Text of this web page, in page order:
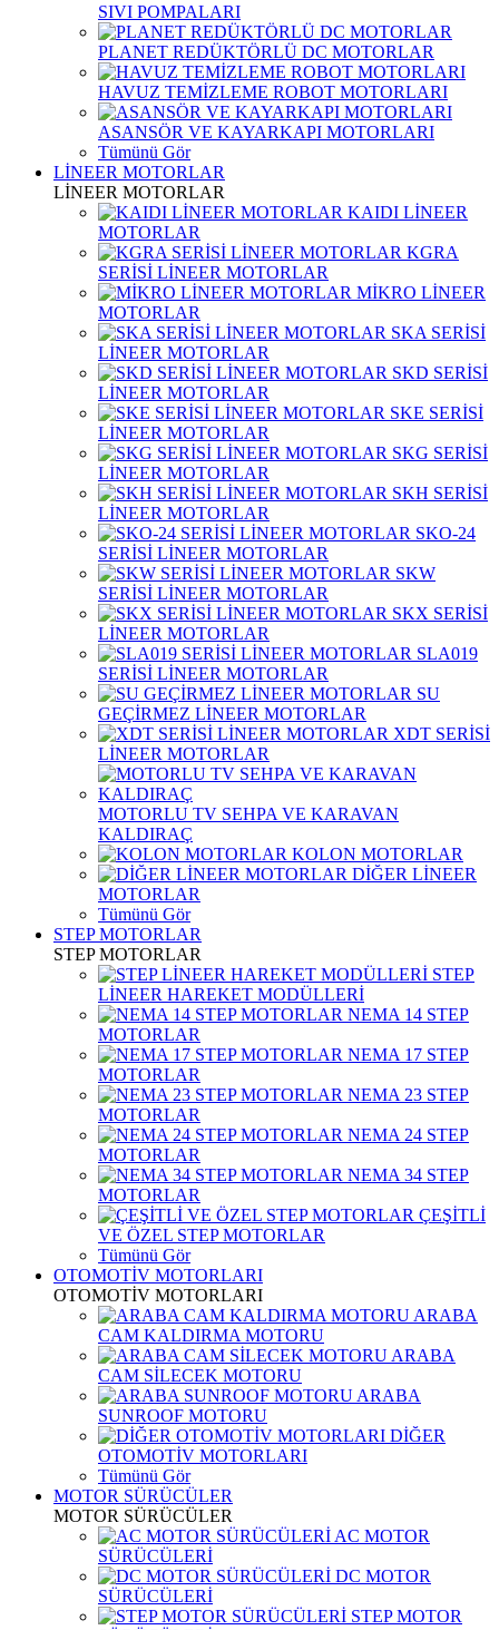
SIVI POMPALARI
PLANET REDÜKTÖRLÜ DC MOTORLAR
HAVUZ TEMİZLEME ROBOT MOTORLARI
ASANSÖR VE KAYARKAPI MOTORLARI
Tümünü Gör
LİNEER MOTORLAR
LİNEER MOTORLAR
KAIDI LİNEER
MOTORLAR
KGRA
SERİSİ LİNEER MOTORLAR
MİKRO LİNEER
MOTORLAR
SKA SERİSİ
LİNEER MOTORLAR
SKD SERİSİ
LİNEER MOTORLAR
SKE SERİSİ
LİNEER MOTORLAR
SKG SERİSİ
LİNEER MOTORLAR
SKH SERİSİ
LİNEER MOTORLAR
SKO-24
SERİSİ LİNEER MOTORLAR
SKW
SERİSİ LİNEER MOTORLAR
SKX SERİSİ
LİNEER MOTORLAR
SLA019
SERİSİ LİNEER MOTORLAR
SU
GEÇİRMEZ LİNEER MOTORLAR
XDT SERİSİ
LİNEER MOTORLAR
MOTORLU TV SEHPA VE KARAVAN
KALDIRAÇ
KOLON MOTORLAR
DİĞER LİNEER
MOTORLAR
Tümünü Gör
STEP MOTORLAR
STEP MOTORLAR
STEP
LİNEER HAREKET MODÜLLERİ
NEMA 14 STEP
MOTORLAR
NEMA 17 STEP
MOTORLAR
NEMA 23 STEP
MOTORLAR
NEMA 24 STEP
MOTORLAR
NEMA 34 STEP
MOTORLAR
ÇEŞİTLİ
VE ÖZEL STEP MOTORLAR
Tümünü Gör
OTOMOTİV MOTORLARI
OTOMOTİV MOTORLARI
ARABA
CAM KALDIRMA MOTORU
ARABA
CAM SİLECEK MOTORU
ARABA
SUNROOF MOTORU
DİĞER
OTOMOTİV MOTORLARI
Tümünü Gör
MOTOR SÜRÜCÜLER
MOTOR SÜRÜCÜLER
AC MOTOR
SÜRÜCÜLERİ
DC MOTOR
SÜRÜCÜLERİ
STEP MOTOR